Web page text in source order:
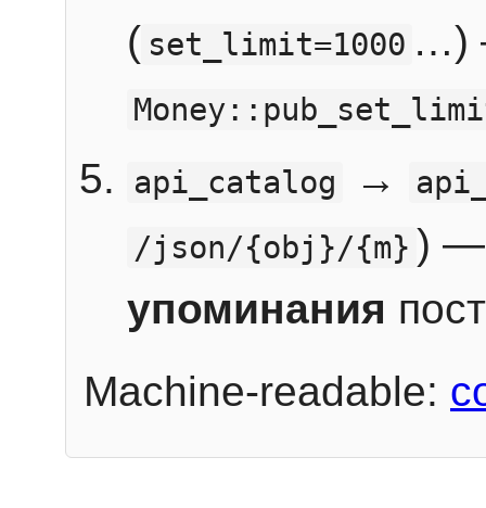
( set_limit=1000 …)
api_catalog
→
/json/{obj}/{m} ) —
упоминания
Machine-readable: